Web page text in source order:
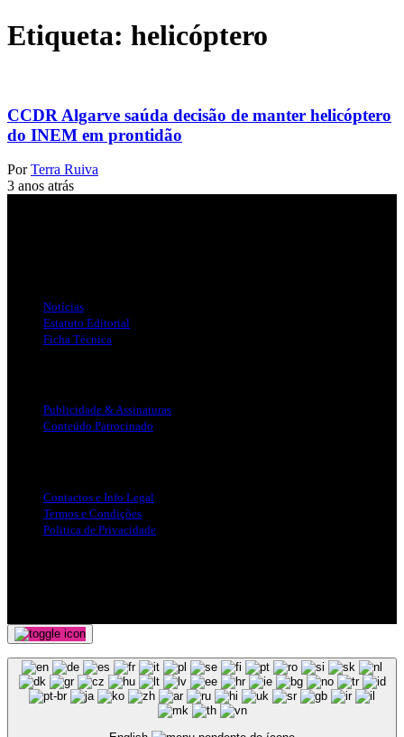
Etiqueta: helicóptero
CCDR Algarve saúda decisão de manter helicóptero
do INEM em prontidão
Por Terra Ruiva
3 anos atrás
Notícias
Estatuto Editorial
Ficha Técnica
Publicidade & Assinaturas
Conteúdo Patrocinado
Contactos e Info Legal
Termos e Condições
Politica de Privacidade